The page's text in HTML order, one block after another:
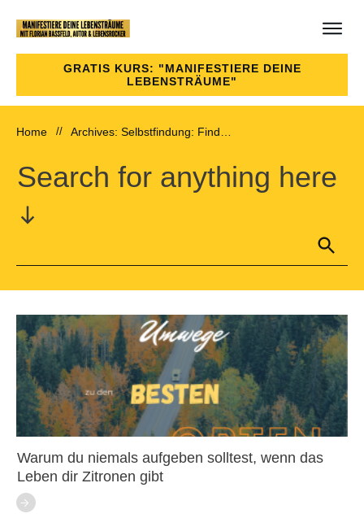
GRATIS KURS: "MANIFESTIERE DEINE
LEBENSTRÄUME"
Home // Archives: Selbstfindung: Finde deinen Sinn des Lebens!
Search for anything here
Warum du niemals aufgeben solltest, wenn das
Leben dir Zitronen gibt